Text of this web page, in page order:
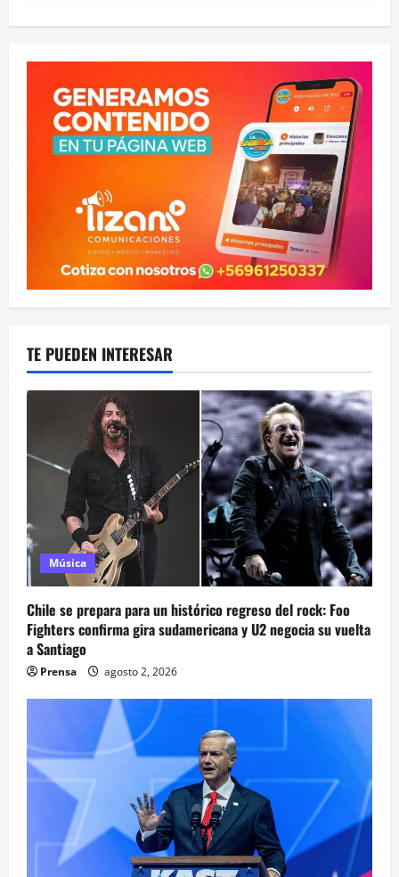
TE PUEDEN INTERESAR
Música
Chile se prepara para un histórico regreso del rock: Foo
Fighters confirma gira sudamericana y U2 negocia su vuelta
a Santiago
Prensa agosto 2, 2026